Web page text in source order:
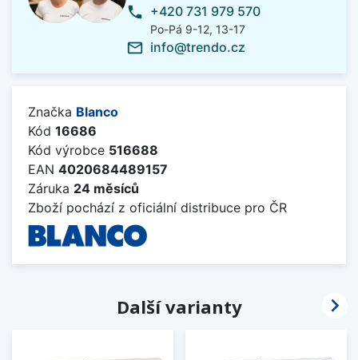
phone +420 731 979 570
Po-Pá 9-12, 13-17
mail_outline info@trendo.cz
Značka Blanco
Kód 16686
Kód výrobce 516688
EAN 4020684489157
Záruka 24 měsíců
Zboží pochází z oficiální distribuce pro ČR
Další varianty 